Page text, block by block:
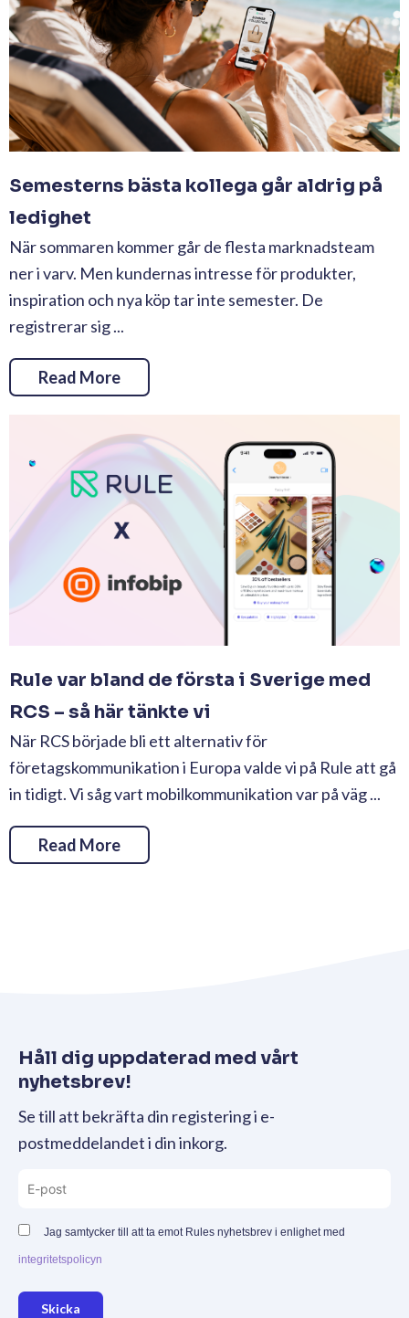
Semesterns bästa kollega går aldrig på
ledighet
När sommaren kommer går de flesta marknadsteam
ner i varv. Men kundernas intresse för produkter,
inspiration och nya köp tar inte semester. De
registrerar sig ...
Read More
Rule var bland de första i Sverige med
RCS – så här tänkte vi
När RCS började bli ett alternativ för
företagskommunikation i Europa valde vi på Rule att gå
in tidigt. Vi såg vart mobilkommunikation var på väg ...
Read More
Håll dig uppdaterad med vårt
nyhetsbrev!
Se till att bekräfta din registering i e-
postmeddelandet i din inkorg.
Jag samtycker till att ta emot Rules nyhetsbrev i enlighet med
integritetspolicyn
Skicka